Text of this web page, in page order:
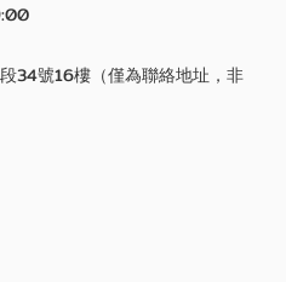
34號16樓（僅為聯絡地址，非